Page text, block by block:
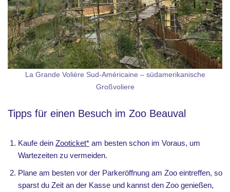
La Grande Volière Sud-Américaine – südamerikanische
Großvoliere
Tipps für einen Besuch im Zoo Beauval
Kaufe dein Zooticket* am besten schon im Voraus, um
Wartezeiten zu vermeiden.
Plane am besten vor der Parkeröffnung am Zoo eintreffen, so
sparst du Zeit an der Kasse und kannst den Zoo genießen,